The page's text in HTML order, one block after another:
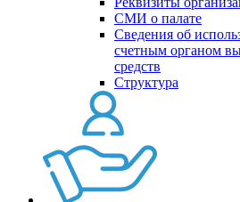
СМИ о палате
Сведения об
счетным органом
средств
Структура